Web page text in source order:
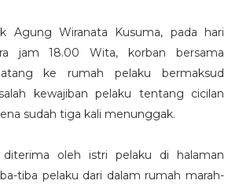
Agung Wiranata Kusuma, pada hari
jam 18.00 Wita, korban bersama
ke rumah pelaku bermaksud
kewajiban pelaku tentang cicilan
sudah tiga kali menunggak.
oleh istri pelaku di halaman
tiba pelaku dari dalam rumah marah-